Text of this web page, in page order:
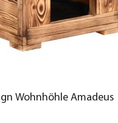
Wohnhöhle Amadeus